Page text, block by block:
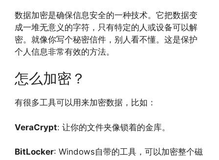
数据加密是确保信息安全的一种技术。它把数据变
成一堆无意义的字符，只有特定的人或设备可以解
密。就像你写个秘密信件，别人看不懂。这是保护
个人信息非常有效的方法。
怎么加密？
有很多工具可以用来加密数据，比如：
VeraCrypt: 让你的文件夹像锁着的金库。
BitLocker: Windows自带的工具，可以加密整个磁